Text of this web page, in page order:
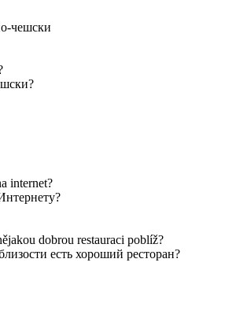
чешски
internet?
dobrou restauraci poblíž?
есть хороший ресторан?